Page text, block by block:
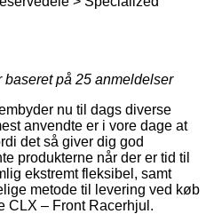
baseret på 25 anmeldelser
nu til dags diverse
anvendte er i vore dage at
det så giver dig god
produkterne når der er tid til
ekstremt fleksibel, samt
metode til levering ved køb
CLX – Front Racerhjul.